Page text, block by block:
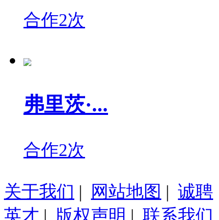
合作2次
弗里茨·...
合作2次
关于我们 | 网站地图 | 诚聘
英才 | 版权声明 | 联系我们